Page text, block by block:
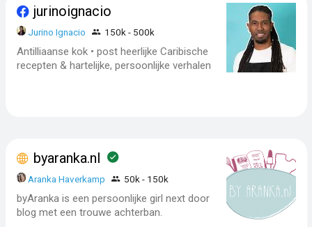
jurinoignacio
Jurino Ignacio 150k - 500k
Antilliaanse kok • post heerlijke Caribische
recepten & hartelijke, persoonlijke verhalen
byaranka.nl
Aranka Haverkamp 50k - 150k
byAranka is een persoonlijke girl next door
blog met een trouwe achterban.